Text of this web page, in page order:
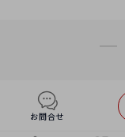
お問合せ